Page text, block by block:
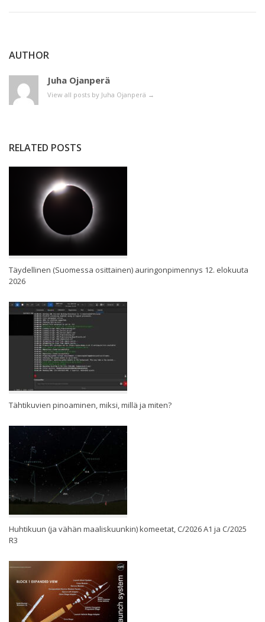
AUTHOR
Juha Ojanperä
View all posts by Juha Ojanperä →
RELATED POSTS
Täydellinen (Suomessa osittainen) auringonpimennys 12. elokuuta
2026
Tähtikuvien pinoaminen, miksi, millä ja miten?
Huhtikuun (ja vähän maaliskuunkin) komeetat, C/2026 A1 ja C/2025
R3